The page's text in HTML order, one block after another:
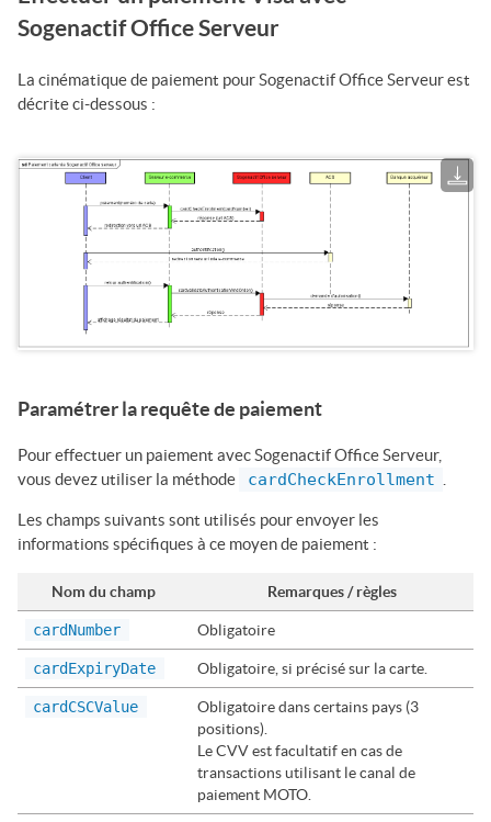
Sogenactif Office Serveur
La cinématique de paiement pourSogenactif Office Serveurest
décrite ci-dessous :
Paramétrer la requête de paiement
Pour effectuer un paiement avecSogenactif Office Serveur,
vous devez utiliser la méthode
cardCheckEnrollment
Les champs suivants sont utilisés pour envoyer les
informations spécifiques à ce moyen de paiement :
Nom du champ Remarques / règles
cardNumber Obligatoire
cardExpiryDate Obligatoire, si précisé sur la carte.
cardCSCValue
Obligatoire dans certains pays (3
positions).
Le CVV est facultatif en cas de
transactions utilisant le canal de
paiement MOTO.